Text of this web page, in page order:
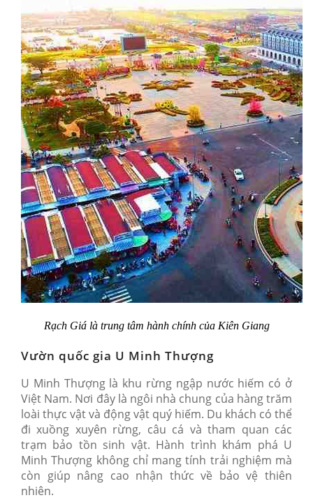
Rạch Giá là trung tâm hành chính của Kiên Giang
Vườn quốc gia U Minh Thượng
U Minh Thượng là khu rừng ngập nước hiếm có ở
Việt Nam. Nơi đây là ngôi nhà chung của hàng trăm
loài thực vật và động vật quý hiếm. Du khách có thể
đi xuồng xuyên rừng, câu cá và tham quan các
trạm bảo tồn sinh vật. Hành trình khám phá U
Minh Thượng không chỉ mang tính trải nghiệm mà
còn giúp nâng cao nhận thức về bảo vệ thiên
nhiên.